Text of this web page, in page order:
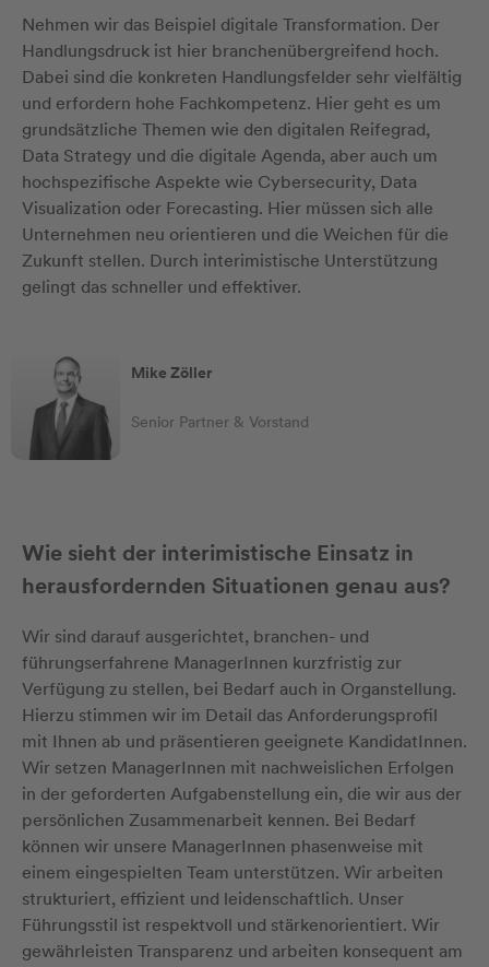
Nehmen wir das Beispiel digitale Transformation. Der
Handlungsdruck ist hier branchenübergreifend hoch.
Dabei sind die konkreten Handlungsfelder sehr vielfältig
und erfordern hohe Fachkompetenz. Hier geht es um
grundsätzliche Themen wie den digitalen Reifegrad,
Data Strategy und die digitale Agenda, aber auch um
hochspezifische Aspekte wie Cybersecurity, Data
Visualization oder Forecasting. Hier müssen sich alle
Unternehmen neu orientieren und die Weichen für die
Zukunft stellen. Durch interimistische Unterstützung
gelingt das schneller und effektiver.
Mike Zöller
Senior Partner & Vorstand
Wie sieht der interimistische Einsatz in
herausfordernden Situationen genau aus?
Wir sind darauf ausgerichtet, branchen- und
führungserfahrene ManagerInnen kurzfristig zur
Verfügung zu stellen, bei Bedarf auch in Organstellung.
Hierzu stimmen wir im Detail das Anforderungsprofil
mit Ihnen ab und präsentieren geeignete KandidatInnen.
Wir setzen ManagerInnen mit nachweislichen Erfolgen
in der geforderten Aufgabenstellung ein, die wir aus der
persönlichen Zusammenarbeit kennen. Bei Bedarf
können wir unsere ManagerInnen phasenweise mit
einem eingespielten Team unterstützen. Wir arbeiten
strukturiert, effizient und leidenschaftlich. Unser
Führungsstil ist respektvoll und stärkenorientiert. Wir
gewährleisten Transparenz und arbeiten konsequent am